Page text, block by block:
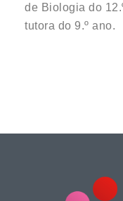
de Biologia do
tutora do 9.º ano.